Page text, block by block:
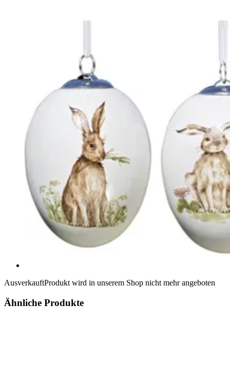
AusverkauftProdukt wird in unserem Shop nicht mehr angeboten
Ähnliche Produkte